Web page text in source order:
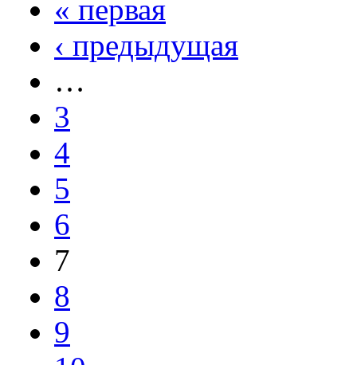
« первая
‹ предыдущая
…
3
4
5
6
7
8
9